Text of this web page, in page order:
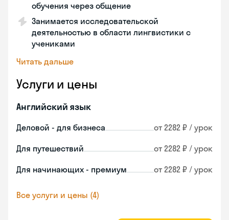
обучения через общение
Занимается исследовательской
деятельностью в области лингвистики с
учениками
Читать дальше
Услуги и цены
Английский язык
Деловой - для бизнеса от 2282 ₽ / урок
Для путешествий от 2282 ₽ / урок
Для начинающих - премиум от 2282 ₽ / урок
Все услуги и цены (4)